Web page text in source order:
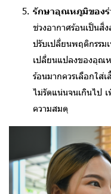
รักษาอุณหภูมิของร่
ช่วงอากาศร้อนเป็นสิ่
ปรับเปลี่ยนพฤติกรรม
เปลี่ยนแปลงของอุณ
ร้อนมากควรเลือกใส่
ไม่รัดแน่นจนเกินไป
ความสมดุ